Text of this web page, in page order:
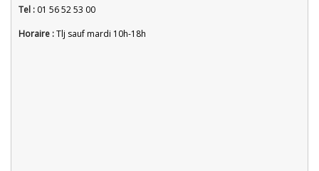
Tel : 01 56 52 53 00
Horaire :Tlj sauf mardi 10h-18h